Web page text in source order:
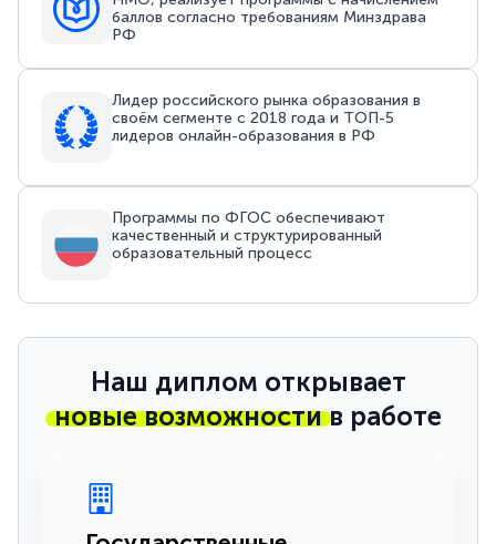
баллов согласно требованиям Минздрава
РФ
Лидер российского рынка образования в
своём сегменте с 2018 года и ТОП-5
лидеров онлайн-образования в РФ
Программы по ФГОС обеспечивают
качественный и структурированный
образовательный процесс
Наш диплом открывает
новые возможностив работе